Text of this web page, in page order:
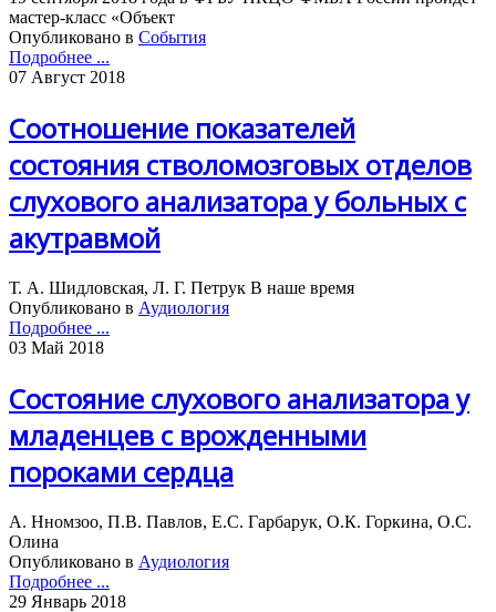
мастер-класс «Объект
Опубликовано в События
Подробнее ...
07 Август 2018
Соотношение показателей
состояния стволомозговых отделов
слухового анализатора у больных с
акутравмой
Т. А. Шидловская, Л. Г. Петрук В наше время
Опубликовано в Аудиология
Подробнее ...
03 Май 2018
Состояние слухового анализатора у
младенцев с врожденными
пороками сердца
А. Нномзоо, П.В. Павлов, Е.С. Гарбарук, О.К. Горкина, О.С.
Олина
Опубликовано в Аудиология
Подробнее ...
29 Январь 2018